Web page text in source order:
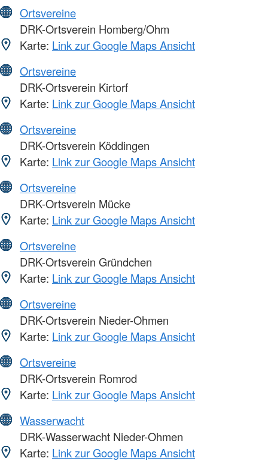
Ortsvereine
DRK-Ortsverein Homberg/Ohm
Karte: Link zur Google Maps Ansicht
Ortsvereine
DRK-Ortsverein Kirtorf
Karte: Link zur Google Maps Ansicht
Ortsvereine
DRK-Ortsverein Köddingen
Karte: Link zur Google Maps Ansicht
Ortsvereine
DRK-Ortsverein Mücke
Karte: Link zur Google Maps Ansicht
Ortsvereine
DRK-Ortsverein Gründchen
Karte: Link zur Google Maps Ansicht
Ortsvereine
DRK-Ortsverein Nieder-Ohmen
Karte: Link zur Google Maps Ansicht
Ortsvereine
DRK-Ortsverein Romrod
Karte: Link zur Google Maps Ansicht
Wasserwacht
DRK-Wasserwacht Nieder-Ohmen
Karte: Link zur Google Maps Ansicht